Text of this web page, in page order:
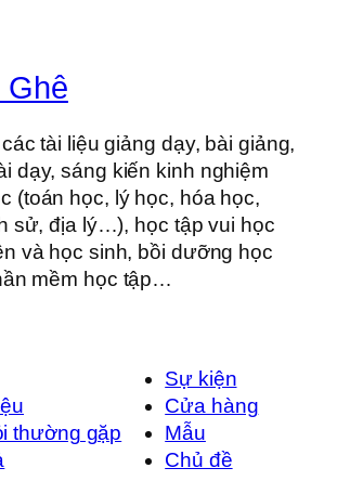
Ghê
tài liệu giảng dạy, bài giảng,
dạy, sáng kiến kinh nghiệm
(toán học, lý học, hóa học,
sử, địa lý…), học tập vui học
và học sinh, bồi dưỡng học
mềm học tập…
thường gặp
Sự kiện
Cửa hàng
Mẫu
Chủ đề